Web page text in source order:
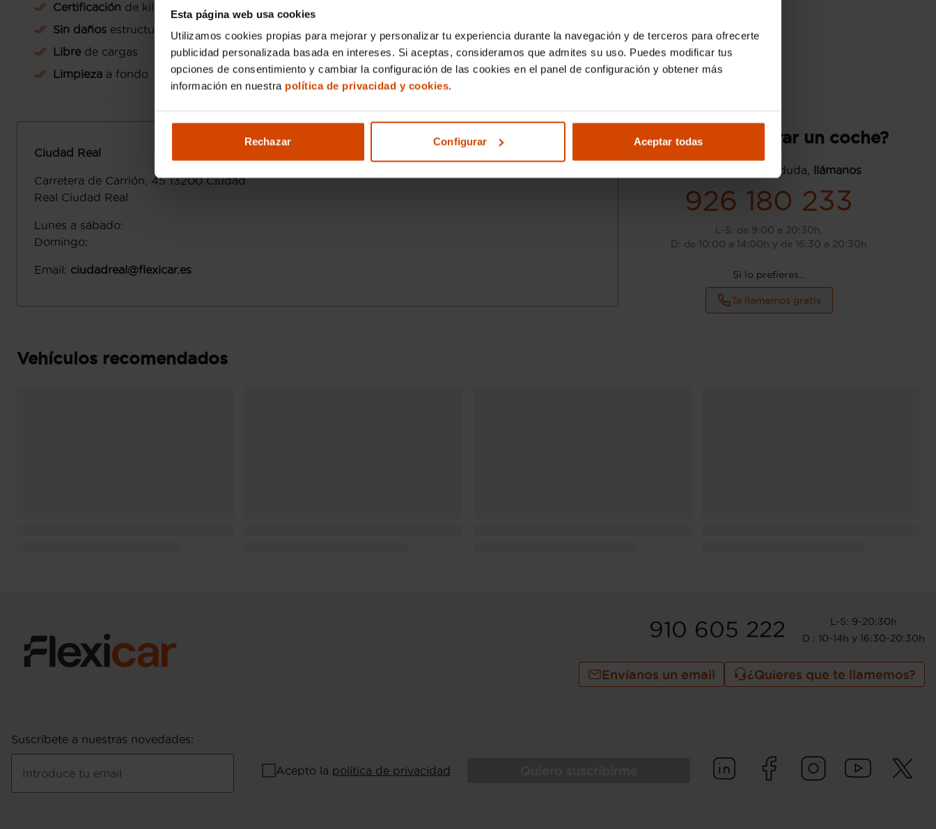
Esta página web usa cookies
Utilizamos cookies propias para mejorar y personalizar tu experiencia durante la navegación y de terceros para ofrecerte
publicidad personalizada basada en intereses. Si aceptas, consideramos que admites su uso. Puedes modificar tus
opciones de consentimiento y cambiar la configuración de las cookies en el panel de configuración y obtener más
información en nuestra política de privacidad y cookies.
Rechazar Configurar Aceptar todas
Certificación de kilometraje
Sin daños estructurales
Libre de cargas
Limpieza a fondo
Ciudad Real
Carretera de Carrión, 45 13200 Ciudad
Real Ciudad Real
Lunes a sábado:
Domingo:
Email: ciudadreal@flexicar.es
¿Quieres comprar un coche?
Si tienes cualquier duda, llámanos
926 180 233
L-S: de 9:00 a 20:30h.
D: de 10:00 a 14:00h y de 16:30 a 20:30h
Si lo prefieres...
Te llamamos gratis
Vehículos recomendados
910 605 222
L-S: 9-20:30h
D : 10-14h y 16:30-20:30h
Envíanos un email ¿Quieres que te llamemos?
Suscríbete a nuestras novedades:
Introduce tu email Acepto la política de privacidad